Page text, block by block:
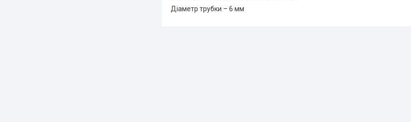
Діаметр трубки – 6 мм